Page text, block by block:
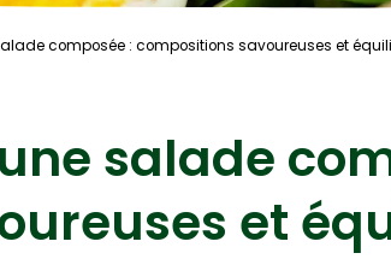
composée : compositions savoureuses et
salade
et